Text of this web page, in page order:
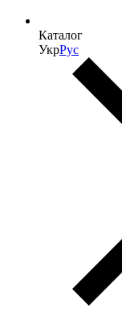
Каталог
УкрРус